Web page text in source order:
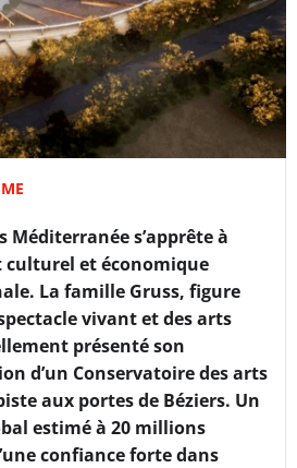
Méditerranée s’apprête à
et économique
La famille Gruss, figure
vivant et des arts
présenté son
d’un Conservatoire des arts
aux portes de Béziers. Un
estimé à 20 millions
confiance forte dans